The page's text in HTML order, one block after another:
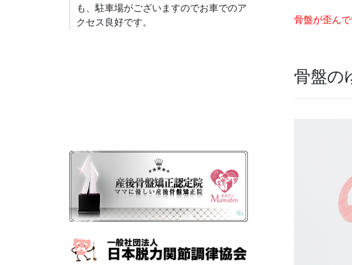
骨盤が歪ん
骨盤の
も、駐車場がございますのでお車でのア
クセス良好です。